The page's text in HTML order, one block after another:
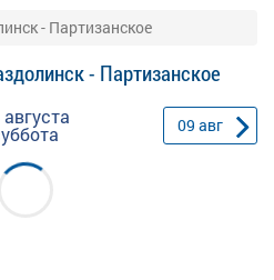
- Партизанское
- Партизанское
09 авг